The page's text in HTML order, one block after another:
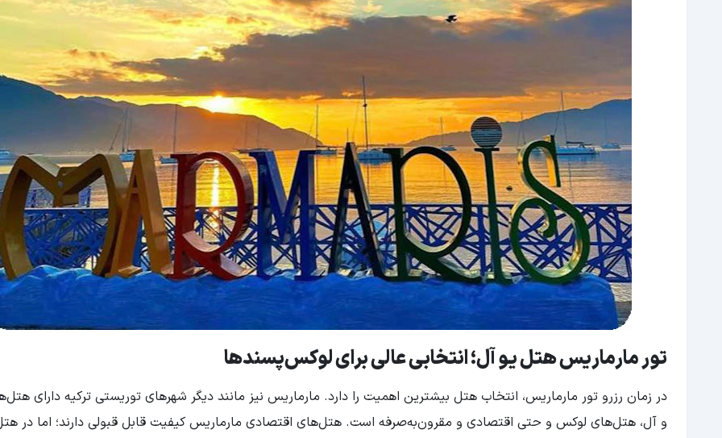
تور مارماریس هتل یو آل؛ انتخابی عالی برای لوکس‌پسندها
در زمان رزرو تور مارماریس، انتخاب هتل بیشترین اهمیت را دارد. مارماریس نیز مانند دیگر شهرهای توریستی ترکیه دارای
و آل، هتل‌های لوکس و حتی اقتصادی و مقرون‌به‌صرفه است. هتل‌های اقتصادی مارماریس کیفیت قابل قبولی دارند؛ اما در